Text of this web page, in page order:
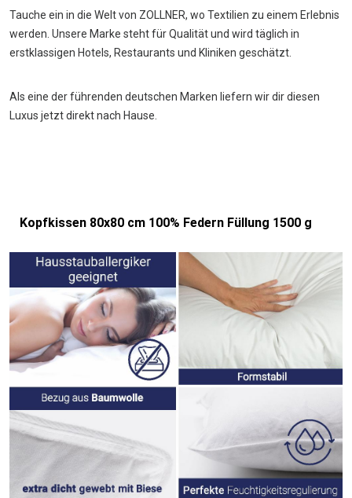
Tauche ein in die Welt von ZOLLNER, wo Textilien zu einem Erlebnis
werden. Unsere Marke steht für Qualität und wird täglich in
erstklassigen Hotels, Restaurants und Kliniken geschätzt.
Als eine der führenden deutschen Marken liefern wir dir diesen
Luxus jetzt direkt nach Hause.
Kopfkissen 80x80 cm 100% Federn Füllung 1500 g